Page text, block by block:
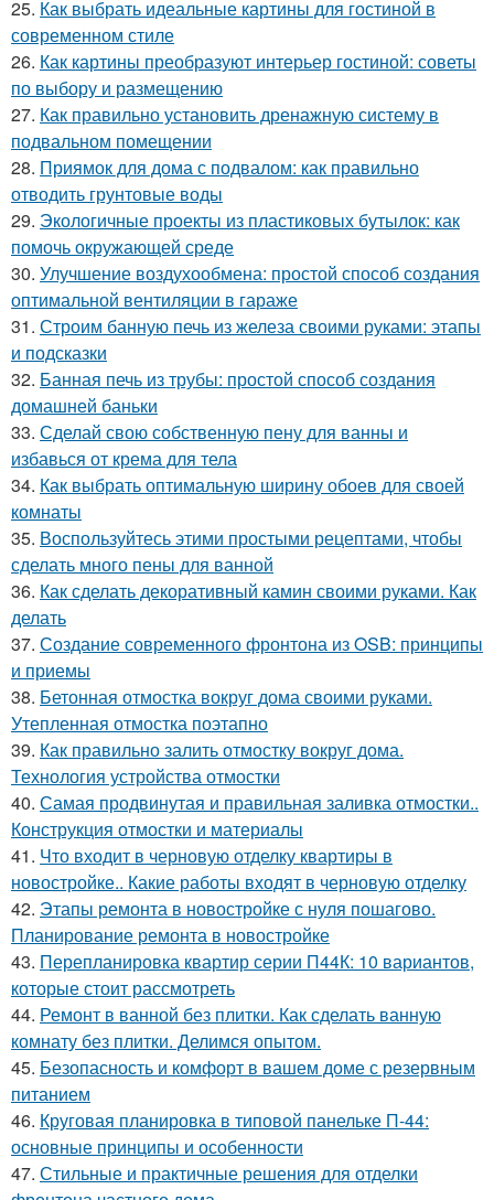
25. Как выбрать идеальные картины для гостиной в
современном стиле
26. Как картины преобразуют интерьер гостиной: советы
по выбору и размещению
27. Как правильно установить дренажную систему в
подвальном помещении
28. Приямок для дома с подвалом: как правильно
отводить грунтовые воды
29. Экологичные проекты из пластиковых бутылок: как
помочь окружающей среде
30. Улучшение воздухообмена: простой способ создания
оптимальной вентиляции в гараже
31. Строим банную печь из железа своими руками: этапы
и подсказки
32. Банная печь из трубы: простой способ создания
домашней баньки
33. Сделай свою собственную пену для ванны и
избавься от крема для тела
34. Как выбрать оптимальную ширину обоев для своей
комнаты
35. Воспользуйтесь этими простыми рецептами, чтобы
сделать много пены для ванной
36. Как сделать декоративный камин своими руками. Как
делать
37. Создание современного фронтона из OSB: принципы
и приемы
38. Бетонная отмостка вокруг дома своими руками.
Утепленная отмостка поэтапно
39. Как правильно залить отмостку вокруг дома.
Технология устройства отмостки
40. Самая продвинутая и правильная заливка отмостки..
Конструкция отмостки и материалы
41. Что входит в черновую отделку квартиры в
новостройке.. Какие работы входят в черновую отделку
42. Этапы ремонта в новостройке с нуля пошагово.
Планирование ремонта в новостройке
43. Перепланировка квартир серии П44К: 10 вариантов,
которые стоит рассмотреть
44. Ремонт в ванной без плитки. Как сделать ванную
комнату без плитки. Делимся опытом.
45. Безопасность и комфорт в вашем доме с резервным
питанием
46. Круговая планировка в типовой панельке П-44:
основные принципы и особенности
47. Стильные и практичные решения для отделки